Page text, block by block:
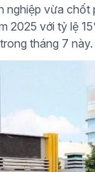
nghiệp vừa chốt
2025 với tỷ lệ
tháng 7 này.